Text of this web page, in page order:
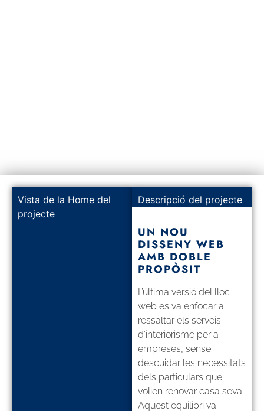
Vista de la Home del
projecte
Descripció del projecte
UN NOU
DISSENY WEB
AMB DOBLE
PROPÒSIT
L’última versió del lloc
web es va enfocar a
ressaltar els serveis
d’interiorisme per a
empreses, sense
descuidar les necessitats
dels particulars que
volien renovar casa seva.
Aquest equilibri va